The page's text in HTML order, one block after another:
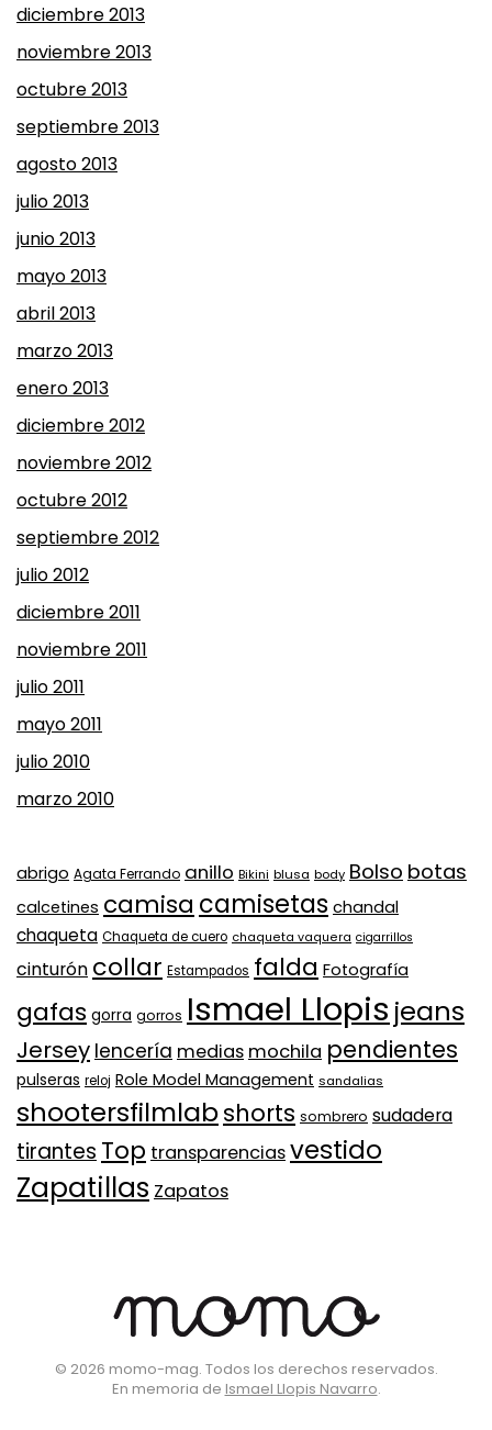
diciembre 2013
noviembre 2013
octubre 2013
septiembre 2013
agosto 2013
julio 2013
junio 2013
mayo 2013
abril 2013
marzo 2013
enero 2013
diciembre 2012
noviembre 2012
octubre 2012
septiembre 2012
julio 2012
diciembre 2011
noviembre 2011
julio 2011
mayo 2011
julio 2010
marzo 2010
abrigo Agata Ferrando anillo Bikini blusa body Bolso botas
calcetines camisa camisetas chandal
chaqueta Chaqueta de cuero chaqueta vaquera cigarrillos
cinturón collar Estampados falda Fotografía
gafas gorra gorros Ismael Llopis jeans
Jersey lencería medias mochila pendientes
pulseras reloj Role Model Management sandalias
shootersfilmlabshorts sombrero sudadera
tirantes Top transparenciasvestido
Zapatillas Zapatos
© 2026 momo-mag. Todos los derechos reservados.
En memoria de Ismael Llopis Navarro.